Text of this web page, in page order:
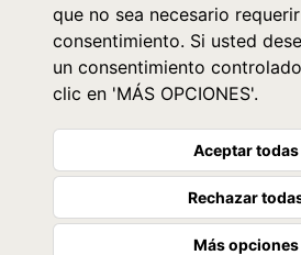
que no sea necesario
consentimiento. Si usted
un consentimiento
clic en 'MÁS OPCIONES'.
Aceptar todas
Rechazar
Más opciones